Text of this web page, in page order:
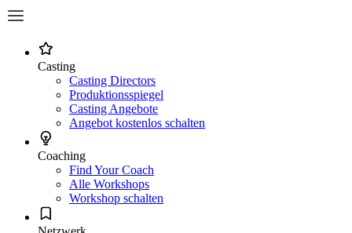
Casting
Casting Directors
Produktionsspiegel
Casting Angebote
Angebot kostenlos schalten
Coaching
Find Your Coach
Alle Workshops
Workshop schalten